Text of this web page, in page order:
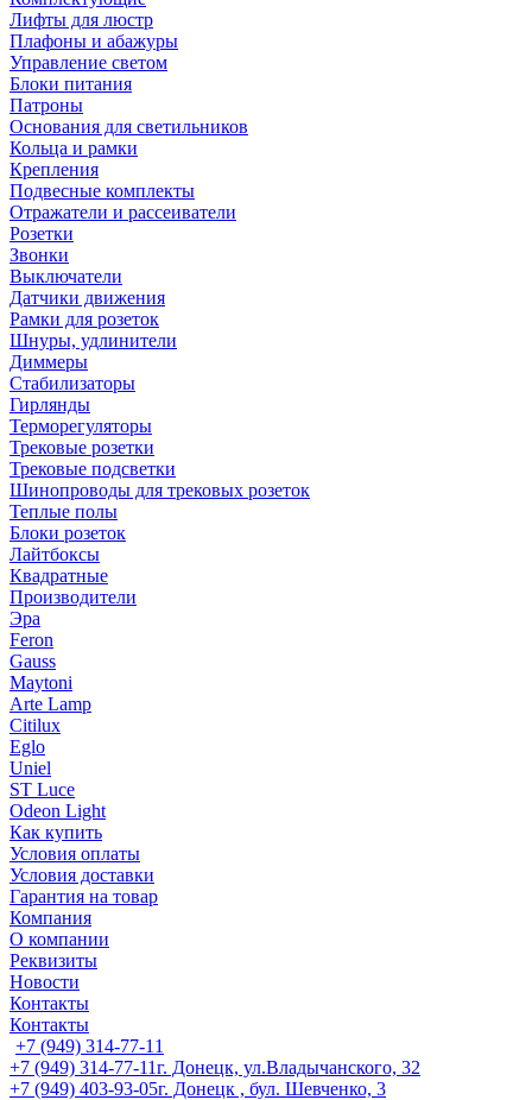
Лифты для люстр
Плафоны и абажуры
Управление светом
Блоки питания
Патроны
Основания для светильников
Кольца и рамки
Крепления
Подвесные комплекты
Отражатели и рассеиватели
Розетки
Звонки
Выключатели
Датчики движения
Рамки для розеток
Шнуры, удлинители
Диммеры
Стабилизаторы
Гирлянды
Терморегуляторы
Трековые розетки
Трековые подсветки
Шинопроводы для трековых розеток
Теплые полы
Блоки розеток
Лайтбоксы
Квадратные
Производители
Эра
Feron
Gauss
Maytoni
Arte Lamp
Citilux
Eglo
Uniel
ST Luce
Odeon Light
Как купить
Условия оплаты
Условия доставки
Гарантия на товар
Компания
О компании
Реквизиты
Новости
Контакты
Контакты
+7 (949) 314-77-11
+7 (949) 314-77-11г. Донецк, ул.Владычанского, 32
+7 (949) 403-93-05г. Донецк , бул. Шевченко, 3